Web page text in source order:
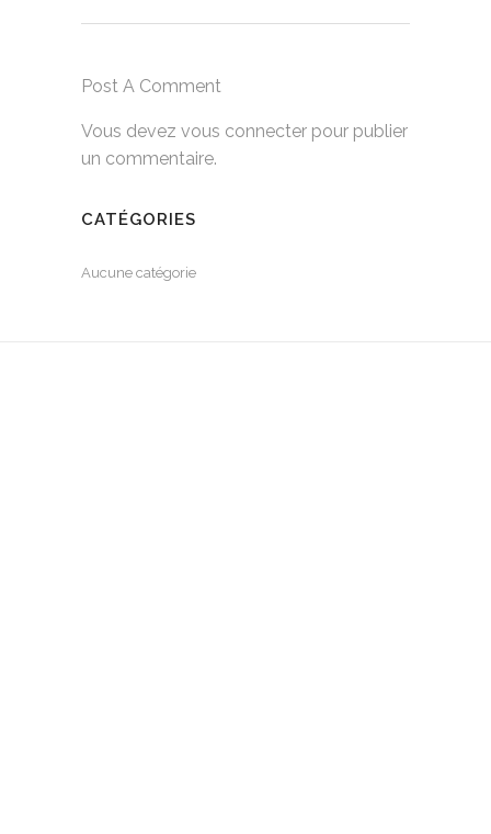
Post A Comment
Vous devez vous connecter pour publier
un commentaire.
CATÉGORIES
Aucune catégorie